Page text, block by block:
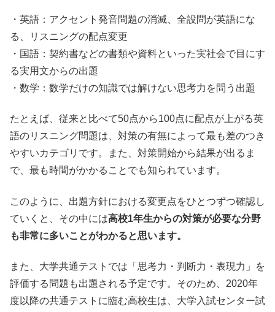
・英語：アクセント発音問題の消滅、全設問が英語にな
る、リスニングの配点変更
・国語：契約書などの書類や資料といった実社会で目にす
る実用文からの出題
・数学：数学だけの知識では解けない思考力を問う出題
たとえば、従来と比べて50点から100点に配点が上がる英
語のリスニング問題は、対策の有無によって最も差のつき
やすいカテゴリです。また、対策開始から結果が出るま
で、最も時間がかかることでも知られています。
このように、出題方針における変更点をひとつずつ確認し
ていくと、その中には高校1年生からの対策が必要な分野
も非常に多いことがわかると思います。
また、大学共通テストでは「思考力・判断力・表現力」を
評価する問題も出題される予定です。そのため、2020年
度以降の共通テストに臨む高校生は、大学入試センター試